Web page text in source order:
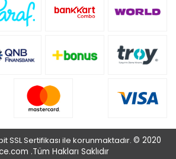
SSL Sertifikası ile korunmaktadır. © 2020
.Tüm Hakları Saklıdır